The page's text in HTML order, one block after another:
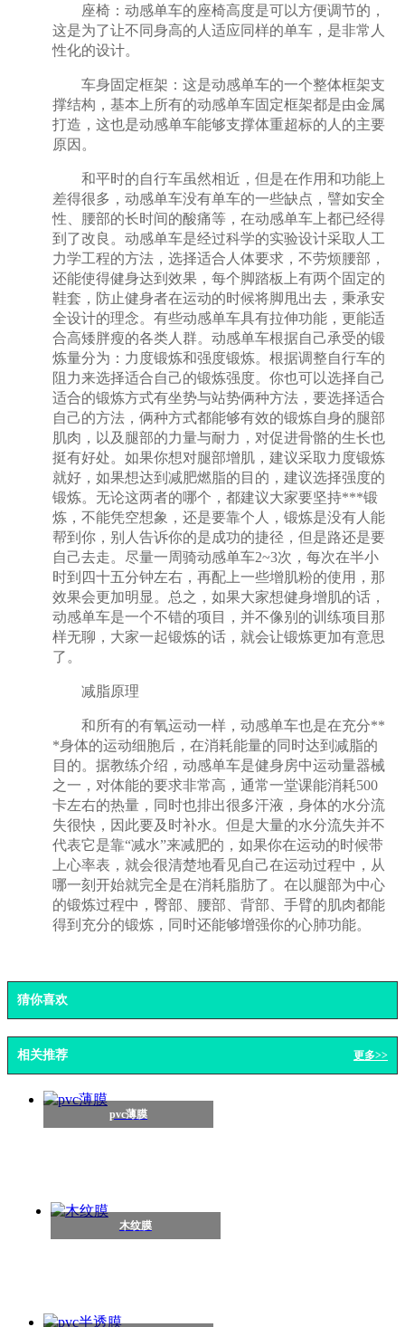
座椅：动感单车的座椅高度是可以方便调节的，
这是为了让不同身高的人适应同样的单车，是非常人
性化的设计。
车身固定框架：这是动感单车的一个整体框架支
撑结构，基本上所有的动感单车固定框架都是由金属
打造，这也是动感单车能够支撑体重超标的人的主要
原因。
和平时的自行车虽然相近，但是在作用和功能上
差得很多，动感单车没有单车的一些缺点，譬如安全
性、腰部的长时间的酸痛等，在动感单车上都已经得
到了改良。动感单车是经过科学的实验设计采取人工
力学工程的方法，选择适合人体要求，不劳烦腰部，
还能使得健身达到效果，每个脚踏板上有两个固定的
鞋套，防止健身者在运动的时候将脚甩出去，秉承安
全设计的理念。有些动感单车具有拉伸功能，更能适
合高矮胖瘦的各类人群。动感单车根据自己承受的锻
炼量分为：力度锻炼和强度锻炼。根据调整自行车的
阻力来选择适合自己的锻炼强度。你也可以选择自己
适合的锻炼方式有坐势与站势俩种方法，要选择适合
自己的方法，俩种方式都能够有效的锻炼自身的腿部
肌肉，以及腿部的力量与耐力，对促进骨骼的生长也
挺有好处。如果你想对腿部增肌，建议采取力度锻炼
就好，如果想达到减肥燃脂的目的，建议选择强度的
锻炼。无论这两者的哪个，都建议大家要坚持***锻
炼，不能凭空想象，还是要靠个人，锻炼是没有人能
帮到你，别人告诉你的是成功的捷径，但是路还是要
自己去走。尽量一周骑动感单车2~3次，每次在半小
时到四十五分钟左右，再配上一些增肌粉的使用，那
效果会更加明显。总之，如果大家想健身增肌的话，
动感单车是一个不错的项目，并不像别的训练项目那
样无聊，大家一起锻炼的话，就会让锻炼更加有意思
了。
减脂原理
和所有的有氧运动一样，动感单车也是在充分**
*身体的运动细胞后，在消耗能量的同时达到减脂的
目的。据教练介绍，动感单车是健身房中运动量器械
之一，对体能的要求非常高，通常一堂课能消耗500
卡左右的热量，同时也排出很多汗液，身体的水分流
失很快，因此要及时补水。但是大量的水分流失并不
代表它是靠“减水”来减肥的，如果你在运动的时候带
上心率表，就会很清楚地看见自己在运动过程中，从
哪一刻开始就完全是在消耗脂肪了。在以腿部为中心
的锻炼过程中，臀部、腰部、背部、手臂的肌肉都能
得到充分的锻炼，同时还能够增强你的心肺功能。
猜你喜欢
相关推荐 更多>>
pvc薄膜
木纹膜